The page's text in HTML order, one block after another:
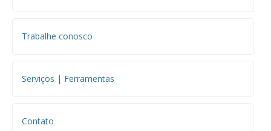
Trabalhe conosco
Serviços | Ferramentas
Contato